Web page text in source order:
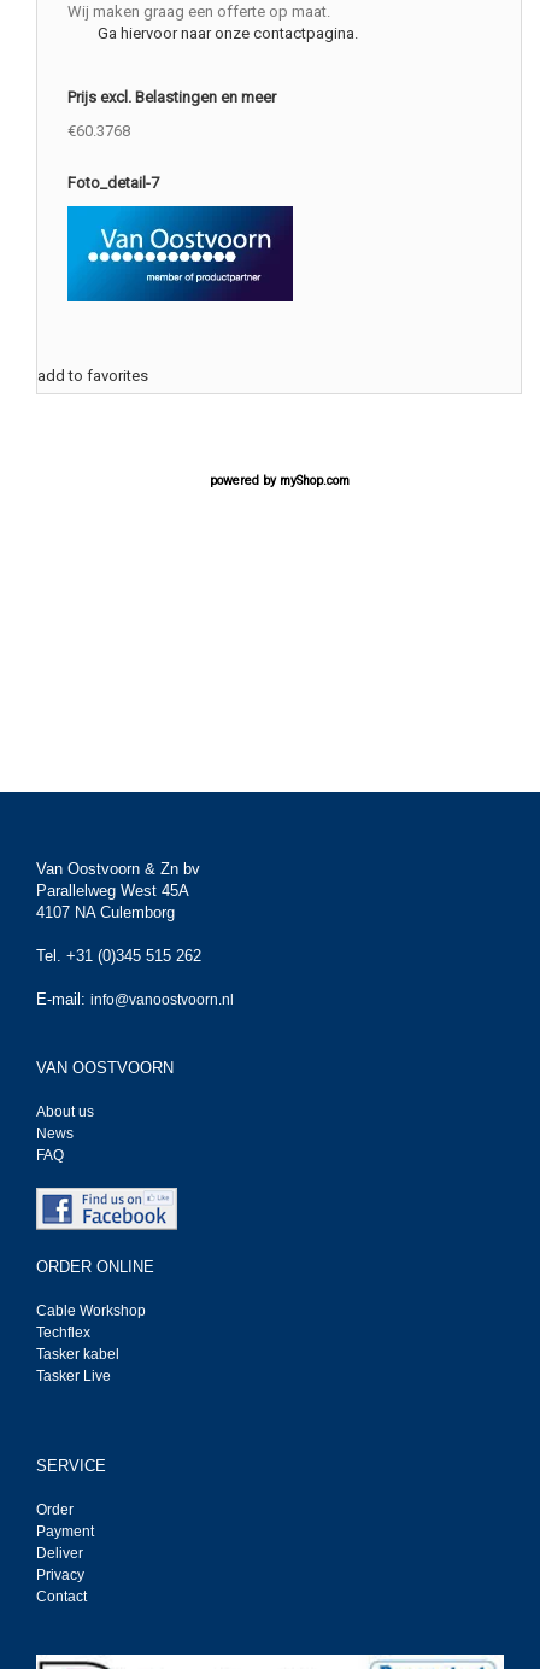
Wij maken graag een offerte op maat.
Ga hiervoor naar onze contactpagina.
Prijs excl. Belastingen en meer
€60.3768
Foto_detail-7
add to favorites
powered by myShop.com
Van Oostvoorn & Zn bv
Parallelweg West 45A
4107 NA Culemborg
Tel. +31 (0)345 515 262
E-mail: info@vanoostvoorn.nl
VAN OOSTVOORN
About us
News
FAQ
ORDER ONLINE
Cable Workshop
Techflex
Tasker kabel
Tasker Live
SERVICE
Order
Payment
Deliver
Privacy
Contact